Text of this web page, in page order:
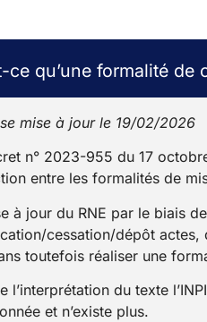
ce qu’une formalité
mise à jour le 19/02/2026
n° 2023-955 du 17
entre les formalités de
à jour du RNE par le biais
cessation/dépôt actes,
toutefois réaliser une
l’interprétation du texte
et n’existe plus.